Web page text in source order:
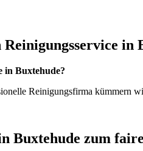
in
in Buxtehude?
Reinigungsfirma
Buxtehude zum